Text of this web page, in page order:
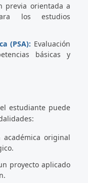
previa orientada a
los estudios
(PSA): Evaluación
básicas y
estudiante puede
académica original
proyecto aplicado